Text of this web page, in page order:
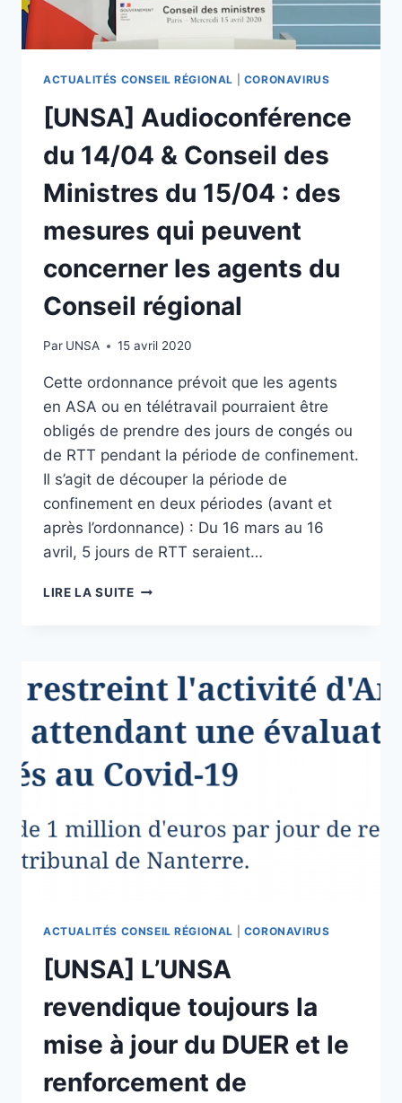
ACTUALITÉS CONSEIL RÉGIONAL CORONAVIRUS
[UNSA] Audioconférence
du 14/04 & Conseil des
Ministres du 15/04 : des
mesures qui peuvent
concerner les agents du
Conseil régional
Par UNSA 15 avril 2020
Cette ordonnance prévoit que les agents
en ASA ou en télétravail pourraient être
obligés de prendre des jours de congés ou
de RTT pendant la période de confinement.
Il s’agit de découper la période de
confinement en deux périodes (avant et
après l’ordonnance) : Du 16 mars au 16
avril, 5 jours de RTT seraient…
LIRE LA SUITE[UNSA]
CONSEIL
DES
MINISTRES
DU
:
QUI
PEUVENT
CONCERNER
DU
RÉGIONAL
ACTUALITÉS CONSEIL RÉGIONAL CORONAVIRUS
[UNSA] L’UNSA
revendique toujours la
mise à jour du DUER et le
renforcement de